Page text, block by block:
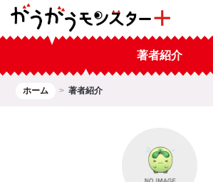
著者紹介
ホーム 著者紹介